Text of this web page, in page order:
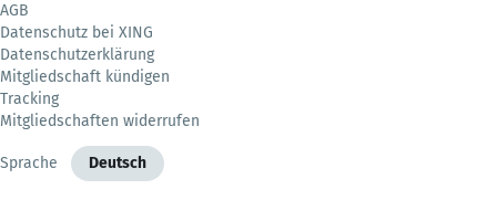
AGB
Datenschutz bei XING
Datenschutzerklärung
Mitgliedschaft kündigen
Tracking
Mitgliedschaften widerrufen
Sprache Deutsch